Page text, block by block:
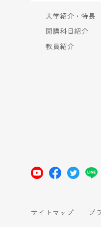
大学紹介・特長
開講科目紹介
教員紹介
サイトマップ プ